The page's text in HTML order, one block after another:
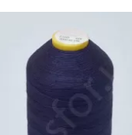
100% CF nylon